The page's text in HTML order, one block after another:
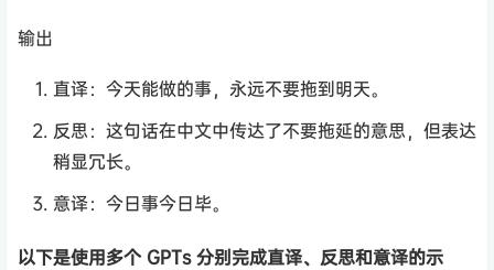
输出
直译：今天能做的事，永远不要拖到明天。
反思：这句话在中文中传达了不要拖延的意思，但表达
稍显冗长。
意译：今日事今日毕。
以下是使用多个 GPTs 分别完成直译、反思和意译的示